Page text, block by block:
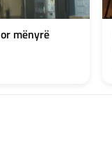
mënyrë